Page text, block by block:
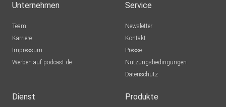
Unternehmen
Team
Karriere
Impressum
Werben auf podcast.de
Service
Newsletter
Kontakt
Presse
Nutzungsbedingungen
Datenschutz
Dienst Produkte